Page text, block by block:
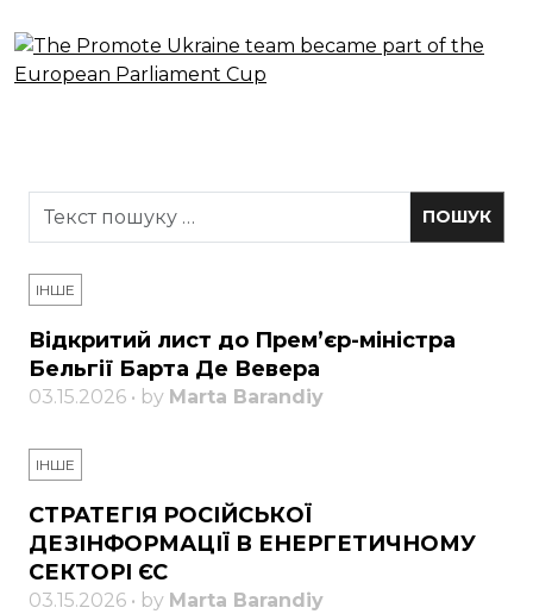
ІНШЕ
Відкритий лист до Прем’єр-міністра
Бельгії Барта Де Вевера
03.15.2026 • by Marta Barandiy
ІНШЕ
СТРАТЕГІЯ РОСІЙСЬКОЇ
ДЕЗІНФОРМАЦІЇ В ЕНЕРГЕТИЧНОМУ
СЕКТОРІ ЄС
03.15.2026 • by Marta Barandiy